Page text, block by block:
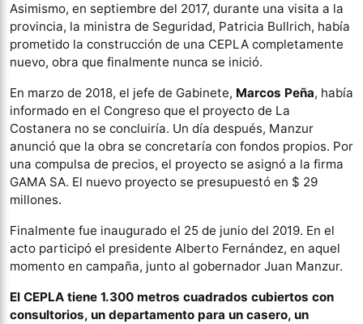
Asimismo, en septiembre del 2017, durante una visita a la
provincia, la ministra de Seguridad, Patricia Bullrich, había
prometido la construcción de una CEPLA completamente
nuevo, obra que finalmente nunca se inició.
En marzo de 2018, el jefe de Gabinete, Marcos Peña, había
informado en el Congreso que el proyecto de La
Costanera no se concluiría. Un día después, Manzur
anunció que la obra se concretaría con fondos propios. Por
una compulsa de precios, el proyecto se asignó a la firma
GAMA SA. El nuevo proyecto se presupuestó en $ 29
millones.
Finalmente fue inaugurado el 25 de junio del 2019. En el
acto participó el presidente Alberto Fernández, en aquel
momento en campaña, junto al gobernador Juan Manzur.
El CEPLA tiene 1.300 metros cuadrados cubiertos con
consultorios, un departamento para un casero, un